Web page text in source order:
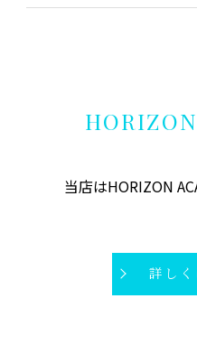
当店はHORIZON
詳し